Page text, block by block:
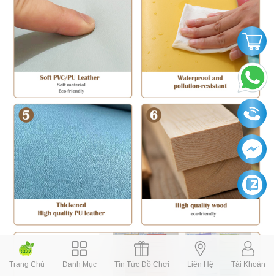
Trang Chủ Danh Mục Tin Tức Đồ Chơi Liên Hệ Tài Khoản